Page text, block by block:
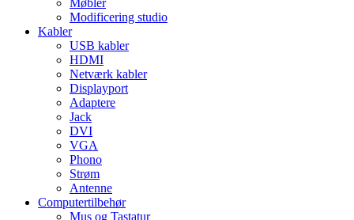
Modificering studio
Kabler
USB kabler
HDMI
Netværk kabler
Displayport
Adaptere
Jack
DVI
VGA
Phono
Strøm
Antenne
Computertilbehør
Mus og Tastatur